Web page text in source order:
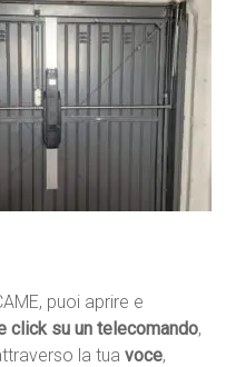
puoi aprire e
click su un telecomando,
la tuavoce,